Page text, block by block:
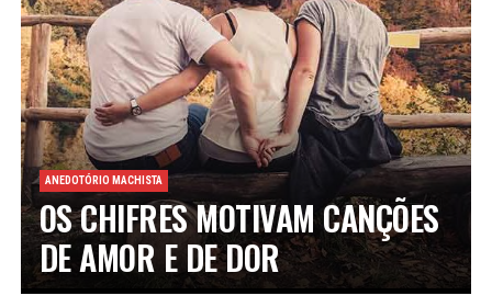
ANEDOTÓRIO MACHISTA
OS CHIFRES MOTIVAM CANÇÕES
DE AMOR E DE DOR